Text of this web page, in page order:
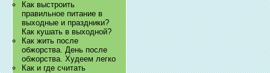
Как выстроить
правильное питание в
выходные и праздники?
Как кушать в выходной?
Как жить после
обжорства. День после
обжорства. Худеем легко
Как и где считать